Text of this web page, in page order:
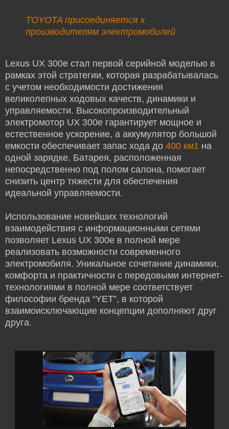
TOYOTA присоединяется к
производителям электромобилей
Lexus UX 300e стал первой серийной моделью в
рамках этой стратегии, которая разрабатывалась
с учетом необходимости достижения
великолепных ходовых качеств, динамики и
управляемости. Высокопроизводительный
электромотор UX 300e гарантирует мощное и
естественное ускорение, а аккумулятор большой
емкости обеспечивает запас хода до 400 км1 на
одной зарядке. Батарея, расположенная
непосредственно под полом салона, помогает
снизить центр тяжести для обеспечения
идеальной управляемости.
Использование новейших технологий
взаимодействия с информационными сетями
позволяет Lexus UX 300e в полной мере
реализовать возможности современного
электромобиля. Уникальное сочетание динамики,
комфорта и практичности с передовыми интернет-
технологиями в полной мере соответствует
философии бренда “YET”, в которой
взаимоисключающие концепции дополняют друг
друга.